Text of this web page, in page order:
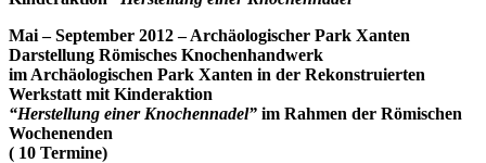
Mai – September 2012 – Archäologischer Park Xanten
Darstellung Römisches Knochenhandwerk
im Archäologischen Park Xanten in der Rekonstruierten
Werkstatt mit Kinderaktion
“Herstellung einer Knochennadel” im Rahmen der Römischen
Wochenenden
( 10 Termine)